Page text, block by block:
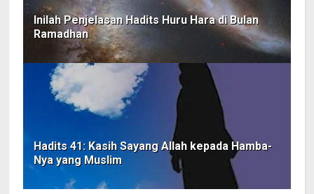
Inilah Penjelasan Hadits Huru Hara di Bulan
Ramadhan
Hadits 41: Kasih Sayang Allah kepada Hamba-
Nya yang Muslim